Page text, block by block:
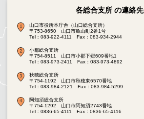
各総合支所 の連絡先
山口市役所本庁舎（山口総合支所）
〒753-8650 山口市亀山町2番1号
Tel：083-922-4111
Fax：083-934-2944
小郡総合支所
〒754-8511 山口市小郡下郷609番地1
Tel：083-973-2411
Fax：083-973-4892
秋穂総合支所
〒754-1192 山口市秋穂東6570番地
Tel：083-984-2121
Fax：083-984-5299
阿知須総合支所
〒754-1292 山口市阿知須2743番地
Tel：0836-65-4111
Fax：0836-65-4116